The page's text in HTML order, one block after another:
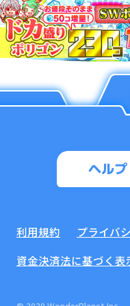
ヘル
利用規約 プライバ
資金決済法に基づく表